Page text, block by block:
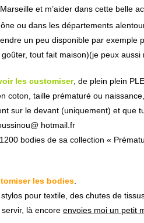
et m’aider dans cette belle
ou dans les départements
un peu disponible par exemple
tout fait maison)(je peux
les customiser, de plein plein
coton, taille prématuré ou
sur le devant (uniquement) et
hotmail.fr
bodies de sa collection «
les bodies
pour textile, des chutes de
servir, là encore envoies moi un petit